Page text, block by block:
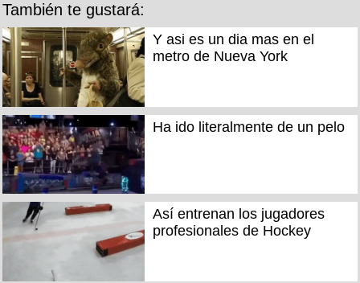
También te gustará:
Y asi es un dia mas en el
metro de Nueva York
Ha ido literalmente de un pelo
Así entrenan los jugadores
profesionales de Hockey